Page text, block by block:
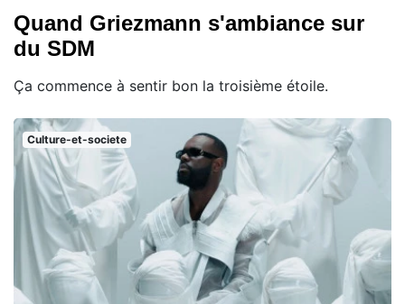
Quand Griezmann s'ambiance sur
du SDM
Ça commence à sentir bon la troisième étoile.
Culture-et-societe